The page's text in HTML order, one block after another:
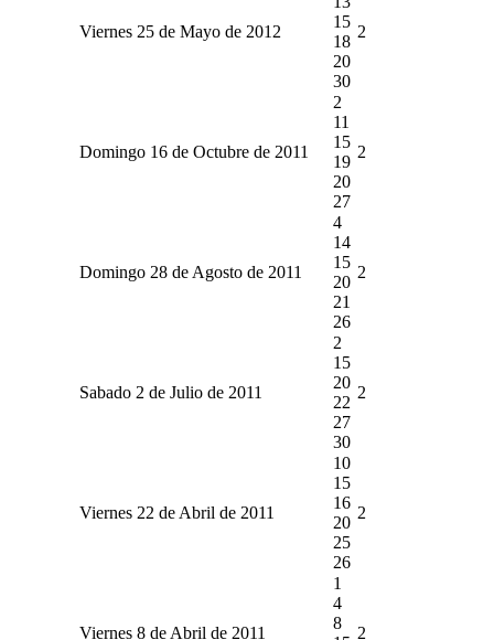
Viernes 25 de Mayo de 2012
15
18
20
30
2
Domingo 16 de Octubre de 2011
2
11
15
19
20
27
2
Domingo 28 de Agosto de 2011
4
14
15
20
21
26
2
Sabado 2 de Julio de 2011
2
15
20
22
27
30
2
Viernes 22 de Abril de 2011
10
15
16
20
25
26
2
Viernes 8 de Abril de 2011
1
4
8
2